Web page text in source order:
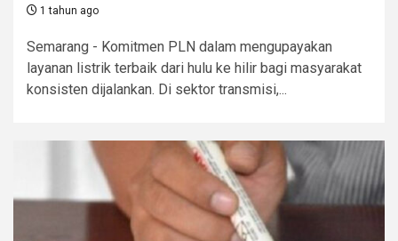
1 tahun ago
Semarang - Komitmen PLN dalam mengupayakan
layanan listrik terbaik dari hulu ke hilir bagi masyarakat
konsisten dijalankan. Di sektor transmisi,...